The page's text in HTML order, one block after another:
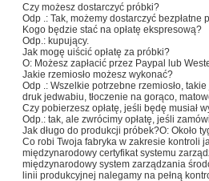
Czy możesz dostarczyć próbki?
Odp .: Tak, możemy dostarczyć bezpłatne
Kogo będzie stać na opłatę ekspresową?
Odp.: kupujący.
Jak mogę uiścić opłatę za próbki?
O: Możesz zapłacić przez Paypal lub
Jakie rzemiosło możesz wykonać?
Odp .: Wszelkie potrzebne rzemiosło,
druk jedwabiu, tłoczenie na gorąco,
Czy pobierzesz opłatę, jeśli będę musiał
Odp.: tak, ale zwrócimy opłatę, jeśli
Jak długo do produkcji próbek?O: Około
Co robi Twoja fabryka w zakresie kontroli
międzynarodowy certyfikat systemu
międzynarodowy system zarządzania
linii produkcyjnej nalegamy na pełną